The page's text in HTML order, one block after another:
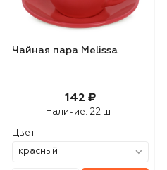
Чайная пара Melissa
142 ₽
Наличие: 22 шт
Цвет